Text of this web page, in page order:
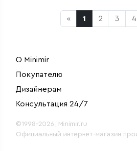
« 1 2 3 4
О Minimir
Покупателю
Дизайнерам
Консультация 24/7
©1998-2026, Minimir.ru
Официальный интернет-магазин